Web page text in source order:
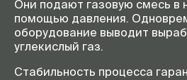
Они подают газовую смесь в
помощью давления.
оборудование выводит
углекислый газ.
Стабильность процесса